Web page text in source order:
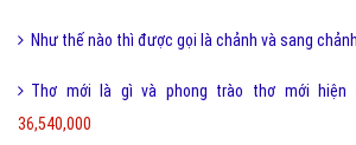
Như thế nào thì được gọi là chảnh và sang
Thơ mới là gì và phong trào thơ mới hiện
36,540,000